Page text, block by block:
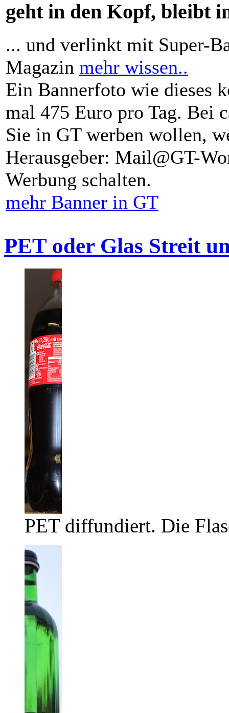
geht in den Kopf, bleibt
... und verlinkt mit Super-
Magazin mehr wissen..
Ein Bannerfoto wie dieses
mal 475 Euro pro Tag. Bei
Sie in GT werben wollen,
Herausgeber: Mail@GT-
Werbung schalten.
mehr Banner in GT
PET oder Glas Streit
PET diffundiert. Die